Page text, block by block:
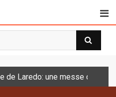
de Laredo: une messe